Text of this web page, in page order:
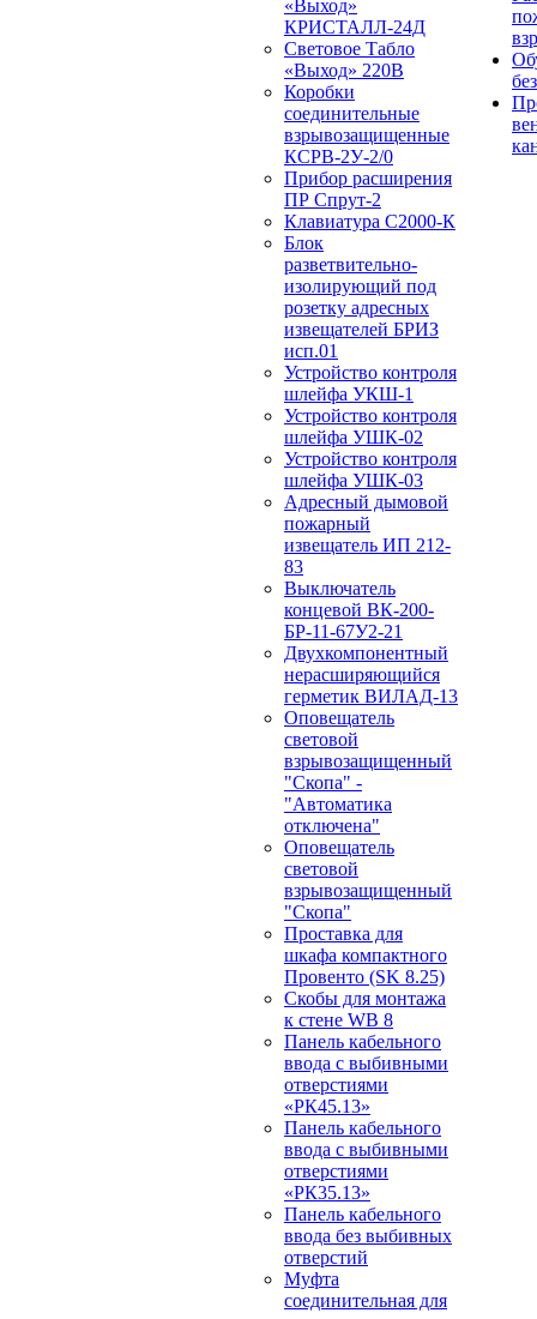
«Выход»
КРИСТАЛЛ-24Д
Световое Табло
«Выход» 220В
Коробки
соединительные
взрывозащищенные
КСРВ-2У-2/0
Прибор расширения
ПР Спрут-2
Клавиатура С2000-К
Блок
разветвительно-
изолирующий под
розетку адресных
извещателей БРИЗ
исп.01
Устройство контроля
шлейфа УКШ-1
Устройство контроля
шлейфа УШК-02
Устройство контроля
шлейфа УШК-03
Адресный дымовой
пожарный
извещатель ИП 212-
83
Выключатель
концевой ВК-200-
БР-11-67У2-21
Двухкомпонентный
нерасширяющийся
герметик ВИЛАД-13
Оповещатель
световой
взрывозащищенный
"Скопа" -
"Автоматика
отключена"
Оповещатель
световой
взрывозащищенный
"Скопа"
Проставка для
шкафа компактного
Провенто (SK 8.25)
Скобы для монтажа
к стене WB 8
Панель кабельного
ввода с выбивными
отверстиями
«РК45.13»
Панель кабельного
ввода с выбивными
отверстиями
«РК35.13»
Панель кабельного
ввода без выбивных
отверстий
Муфта
соединительная для